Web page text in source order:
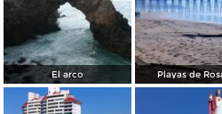
El arco Playas de